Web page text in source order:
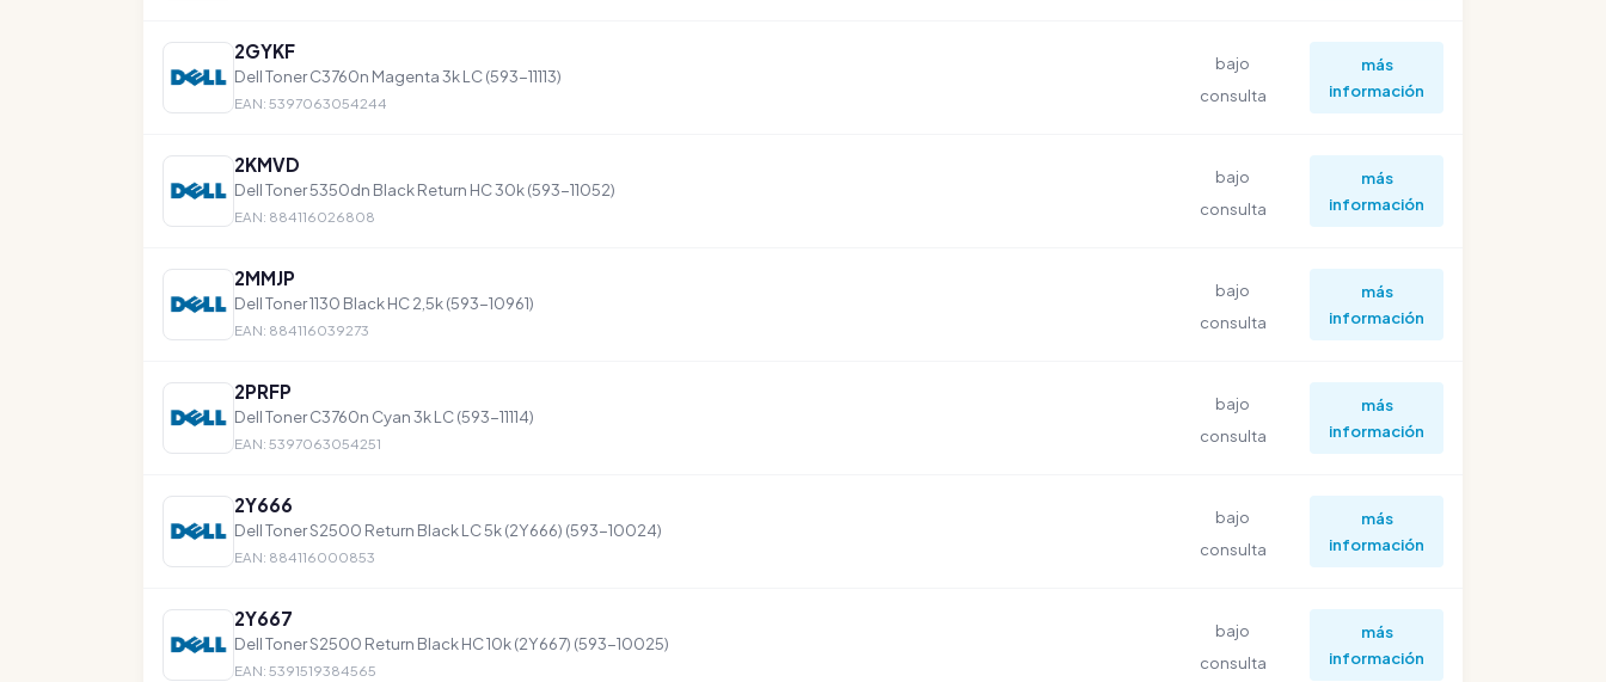
2GYKF
Dell Toner C3760n Magenta 3k LC (593-11113)
EAN: 5397063054244
bajo
consulta
más
información
2KMVD
Dell Toner 5350dn Black Return HC 30k (593-11052)
EAN: 884116026808
bajo
consulta
más
información
2MMJP
Dell Toner 1130 Black HC 2,5k (593-10961)
EAN: 884116039273
bajo
consulta
más
información
2PRFP
Dell Toner C3760n Cyan 3k LC (593-11114)
EAN: 5397063054251
bajo
consulta
más
información
2Y666
Dell Toner S2500 Return Black LC 5k (2Y666) (593-10024)
EAN: 884116000853
bajo
consulta
más
información
2Y667
Dell Toner S2500 Return Black HC 10k (2Y667) (593-10025)
EAN: 5391519384565
bajo
consulta
más
información